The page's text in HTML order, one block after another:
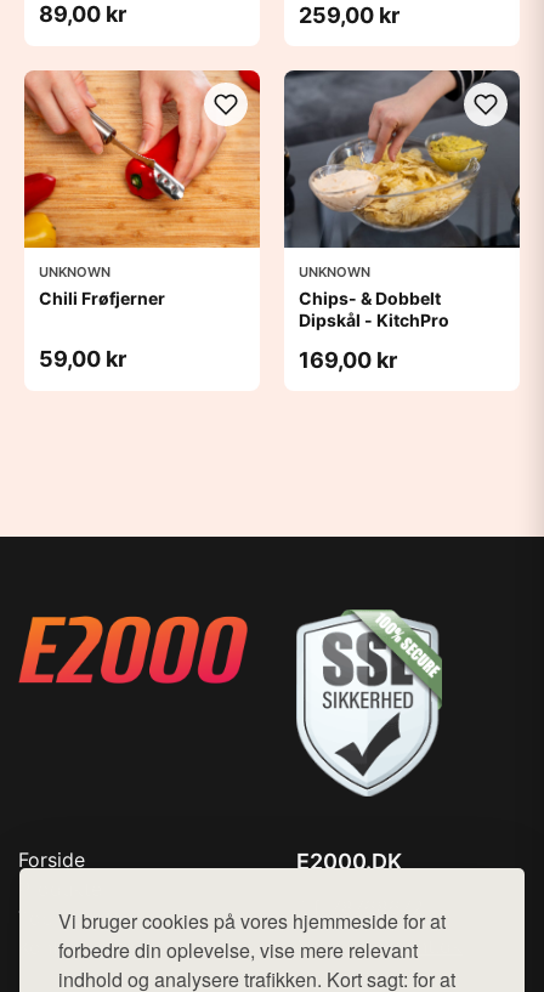
Vi bruger cookies på vores hjemmeside for at
forbedre din oplevelse, vise mere relevant
indhold og analysere trafikken. Kort sagt: for at
89,00 kr 259,00 kr
UNKNOWN
Chili Frøfjerner
59,00 kr
UNKNOWN
Chips- & Dobbelt
Dipskål - KitchPro
169,00 kr
Forside
Top Rabatter
Kontakt
E2000.DK
Mail: hej@want.dk